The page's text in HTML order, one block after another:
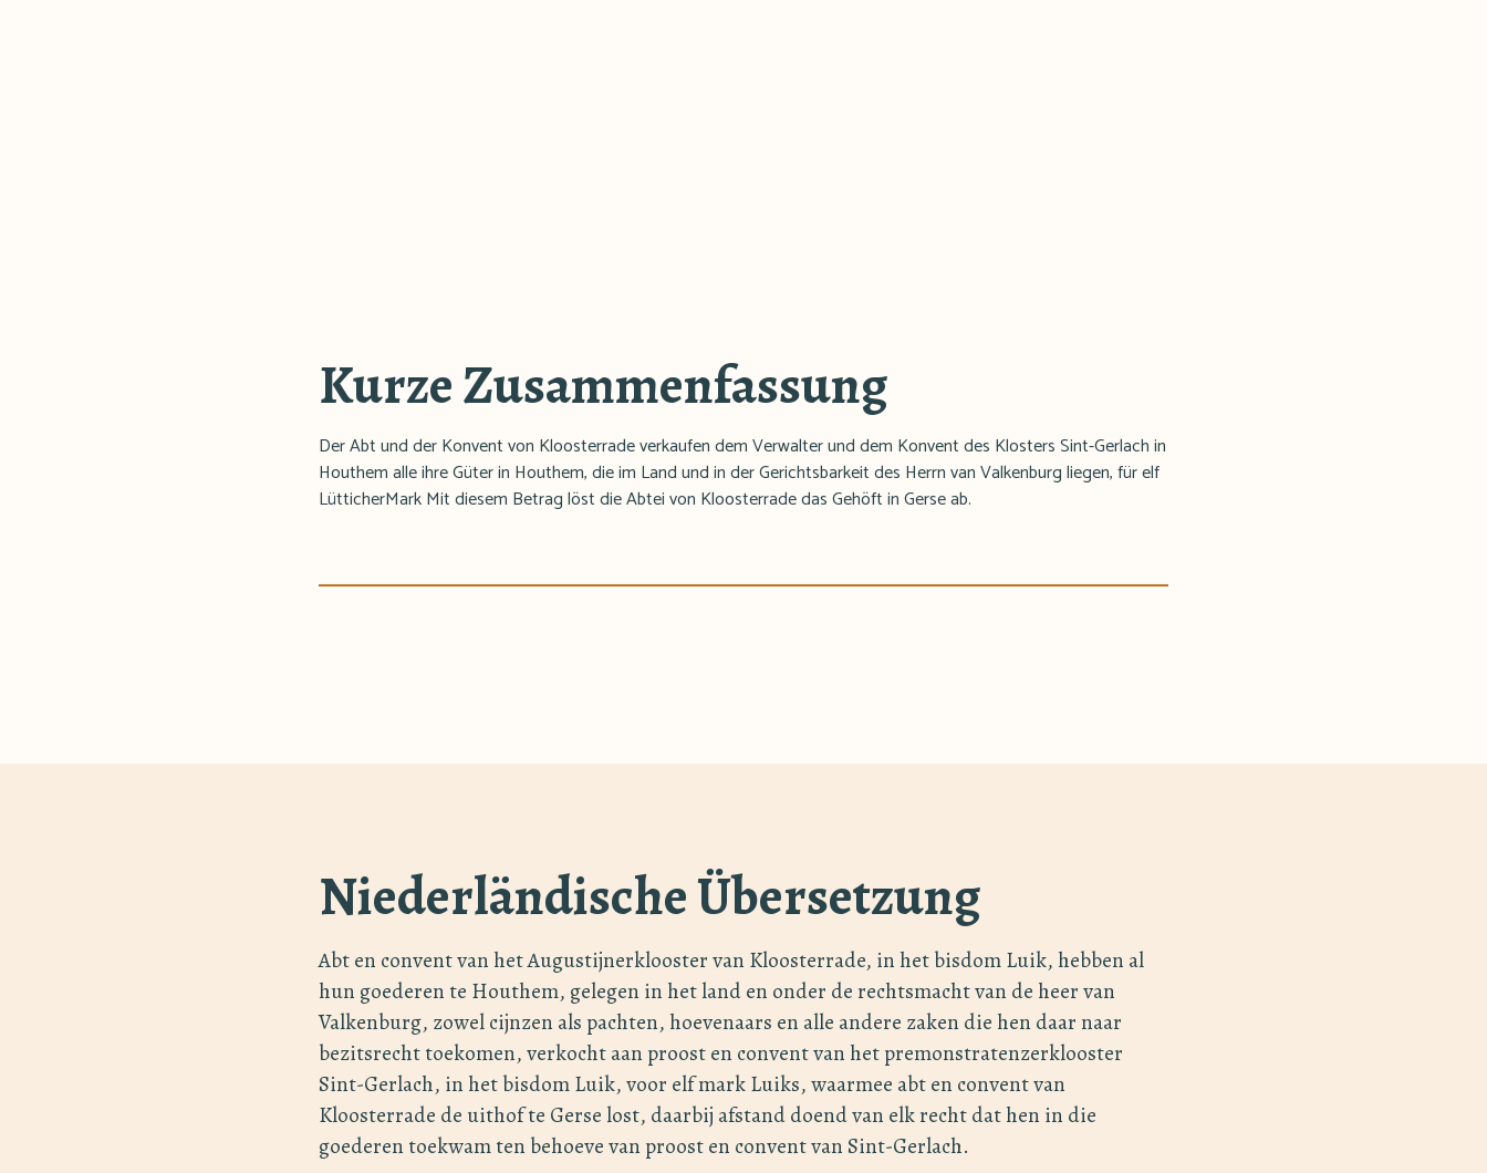
Kurze Zusammenfassung
Der Abt und der Konvent von Kloosterrade verkaufen dem Verwalter und dem Konvent des Klosters Sint-Gerlach in
Houthem alle ihre Güter in Houthem, die im Land und in der Gerichtsbarkeit des Herrn van Valkenburg liegen, für elf
LütticherMark Mit diesem Betrag löst die Abtei von Kloosterrade das Gehöft in Gerse ab.
Niederländische Übersetzung
Abt en convent van het Augustijnerklooster van Kloosterrade, in het bisdom Luik, hebben al
hun goederen te Houthem, gelegen in het land en onder de rechtsmacht van de heer van
Valkenburg, zowel cijnzen als pachten, hoevenaars en alle andere zaken die hen daar naar
bezitsrecht toekomen, verkocht aan proost en convent van het premonstratenzerklooster
Sint-Gerlach, in het bisdom Luik, voor elf mark Luiks, waarmee abt en convent van
Kloosterrade de uithof te Gerse lost, daarbij afstand doend van elk recht dat hen in die
goederen toekwam ten behoeve van proost en convent van Sint-Gerlach.